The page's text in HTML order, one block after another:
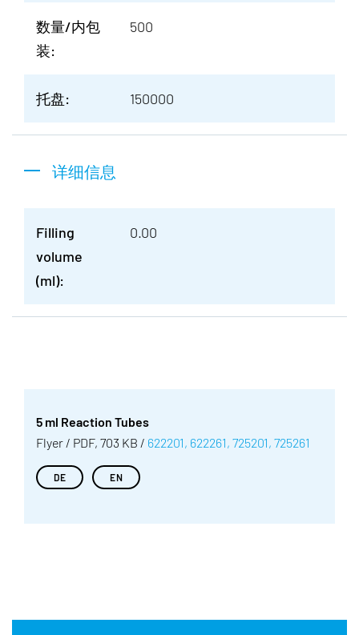
数量/内包
装:
500
托盘: 150000
详细信息
Filling
volume
(ml):
0.00
5 ml Reaction Tubes
Flyer / PDF, 703 KB / 622201, 622261, 725201, 725261
DE EN